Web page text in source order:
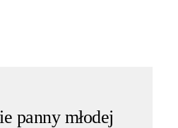
panny młodej